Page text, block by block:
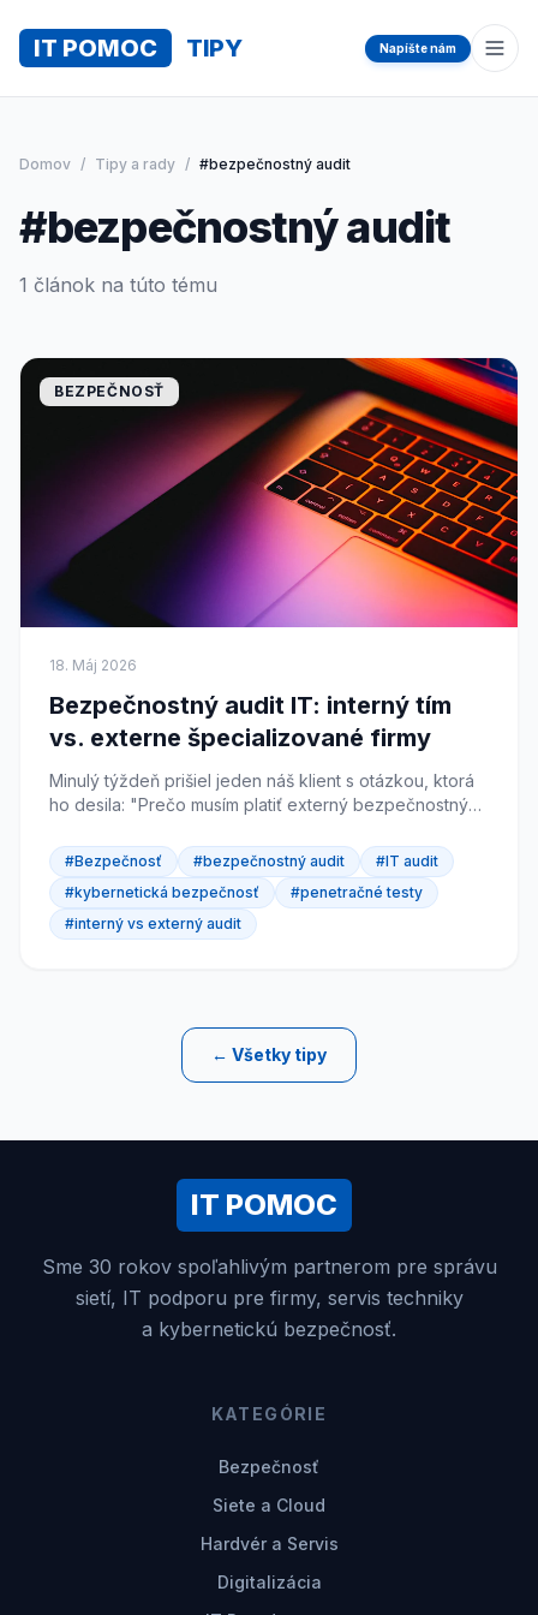
IT POMOC TIPY Napíšte nám
Domov / Tipy a rady / #bezpečnostný audit
#bezpečnostný audit
1 článok na túto tému
BEZPEČNOSŤ
18. Máj 2026
Bezpečnostný audit IT: interný tím
vs. externe špecializované firmy
Minulý týždeň prišiel jeden náš klient s otázkou, ktorá
ho desila: "Prečo musím platiť externý bezpečnostný
#Bezpečnosť #bezpečnostný audit
#IT audit
#kybernetická bezpečnosť
#penetračné testy
#interný vs externý audit
← Všetky tipy
IT POMOC
Sme 30 rokov spoľahlivým partnerom pre správu
sietí, IT podporu pre firmy, servis techniky
a kybernetickú bezpečnosť.
KATEGÓRIE
Bezpečnosť
Siete a Cloud
Hardvér a Servis
Digitalizácia